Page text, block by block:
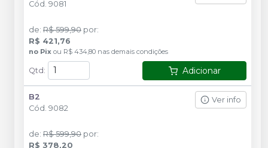
Cód. 9081
de: R$ 599,90 por:
R$ 421,76
no Pix ou R$ 434,80 nas demais condições
Qtd : Adicionar
B2
Cód. 9082
Ver info
de: R$ 599,90 por:
R$ 378,20